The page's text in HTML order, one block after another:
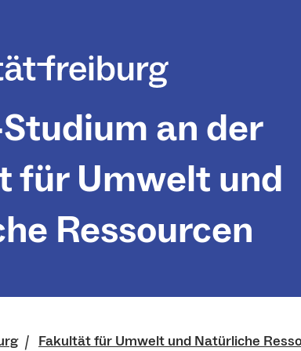
an der
für Umwelt und
Ressourcen
Fakultät für Umwelt und Natürliche